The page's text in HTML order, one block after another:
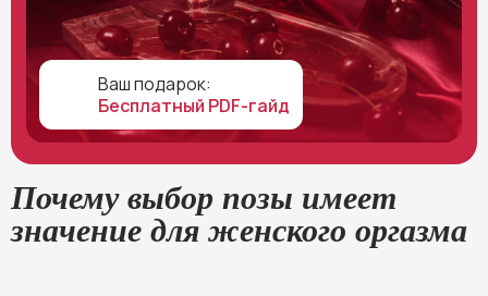
Ваш подарок:
Бесплатный PDF-гайд
Почему выбор позы имеет
значение для женского оргазма